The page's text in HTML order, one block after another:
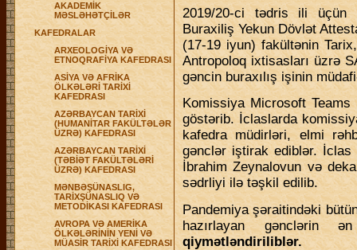
AKADEMİK
MƏSLƏHƏTÇİLƏR
KAFEDRALAR
ARXEOLOGİYA VƏ
ETNOQRAFİYA KAFEDRASI
ASİYA VƏ AFRİKA
ÖLKƏLƏRİ TARİXİ
KAFEDRASI
AZƏRBAYCAN TARİXİ
(HUMANİTAR FAKÜLTƏLƏR
ÜZRƏ) KAFEDRASI
AZƏRBAYCAN TARİXİ
(TƏBİƏT FAKÜLTƏLƏRİ
ÜZRƏ) KAFEDRASI
MƏNBƏŞÜNASLIG,
TARİXŞÜNASLIQ VƏ
METODİKASI KAFEDRASI
AVROPA VƏ AMERİKA
ÖLKƏLƏRİNİN YENİ VƏ
MÜASİR TARİXİ KAFEDRASI
2019/20-ci tədris ili üçün
Buraxiliş Yekun Dövlət
(17-19 iyun) fakültənin
Antropoloq ixtisasları üzrə
gəncin buraxılış işinin
Komissiya Microsoft Teams
göstərib. İclaslarda
kafedra müdirləri, elmi
gənclər iştirak ediblər. İclas
İbrahim Zeynalovun və
sədrliyi ilə təşkil edilib.
Pandemiya şəraitindəki
hazırlayan
qiymətləndiriliblər.